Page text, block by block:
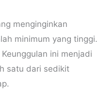
menginginkan
minimum yang tinggi.
ini menjadi
satu dari sedikit